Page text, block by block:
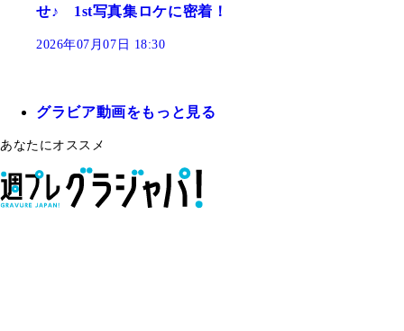
せ♪ 1st写真集ロケに密着！
2026年07月07日 18:30
グラビア動画をもっと見る
あなたにオススメ